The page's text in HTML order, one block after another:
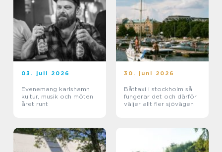
03. juli 2026
Evenemang karlshamn
kultur, musik och möten
året runt
30. juni 2026
Båttaxi i stockholm så
fungerar det och därför
väljer allt fler sjövägen